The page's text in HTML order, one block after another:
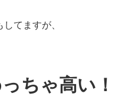
てますが、
ちゃ高い！